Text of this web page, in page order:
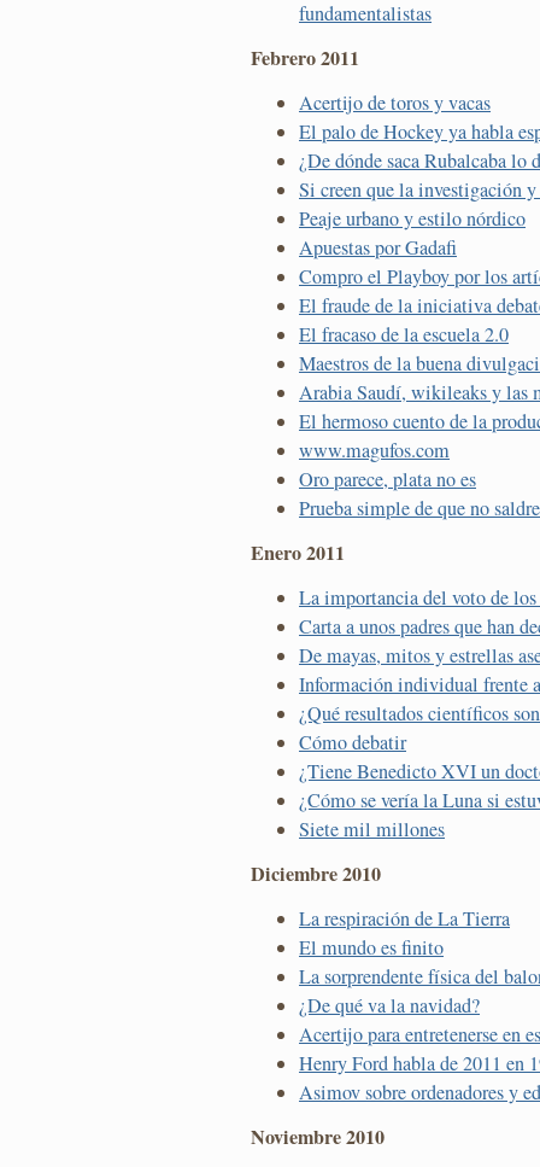
fundamentalistas
Febrero 2011
Acertijo de toros y vacas
El palo de Hockey ya habla
¿De dónde saca Rubalcaba lo
Si creen que la investigación
Peaje urbano y estilo nórdico
Apuestas por Gadafi
Compro el Playboy por los
El fraude de la iniciativa
El fracaso de la escuela 2.0
Maestros de la buena
Arabia Saudí, wikileaks y las
El hermoso cuento de la
www.magufos.com
Oro parece, plata no es
Prueba simple de que no
Enero 2011
La importancia del voto de
Carta a unos padres que han
De mayas, mitos y estrellas
Información individual frente
¿Qué resultados científicos
Cómo debatir
¿Tiene Benedicto XVI un
¿Cómo se vería la Luna si
Siete mil millones
Diciembre 2010
La respiración de La Tierra
El mundo es finito
La sorprendente física del
¿De qué va la navidad?
Acertijo para entretenerse en
Henry Ford habla de 2011 en
Asimov sobre ordenadores y
Noviembre 2010